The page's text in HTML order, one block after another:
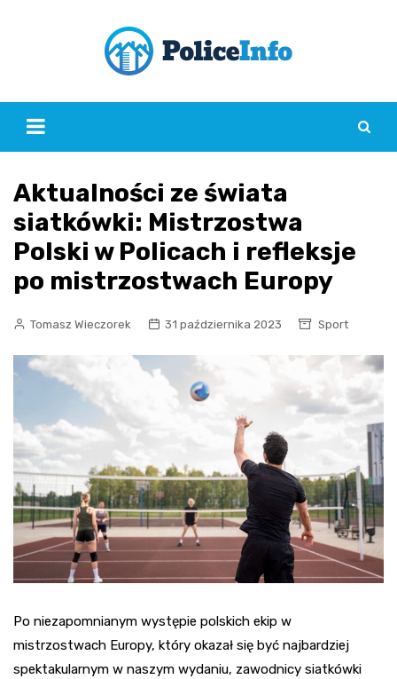
Aktualności ze świata
siatkówki: Mistrzostwa
Polski w Policach i refleksje
po mistrzostwach Europy
Tomasz Wieczorek 31 października 2023 Sport
Po niezapomnianym występie polskich ekip w
mistrzostwach Europy, który okazał się być najbardziej
spektakularnym w naszym wydaniu, zawodnicy siatkówki